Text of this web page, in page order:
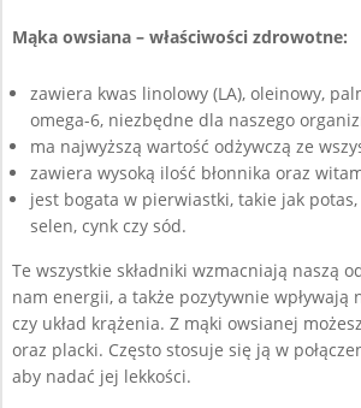
Mąka owsiana – właściwości zdrowotne:
zawiera kwas linolowy (LA), oleinowy,
omega-6, niezbędne dla naszego
ma najwyższą wartość odżywczą ze
zawiera wysoką ilość błonnika oraz
jest bogata w pierwiastki, takie jak
selen, cynk czy sód.
Te wszystkie składniki wzmacniają naszą
nam energii, a także pozytywnie wpływają
czy układ krążenia. Z mąki owsianej
oraz placki. Często stosuje się ją w
aby nadać jej lekkości.